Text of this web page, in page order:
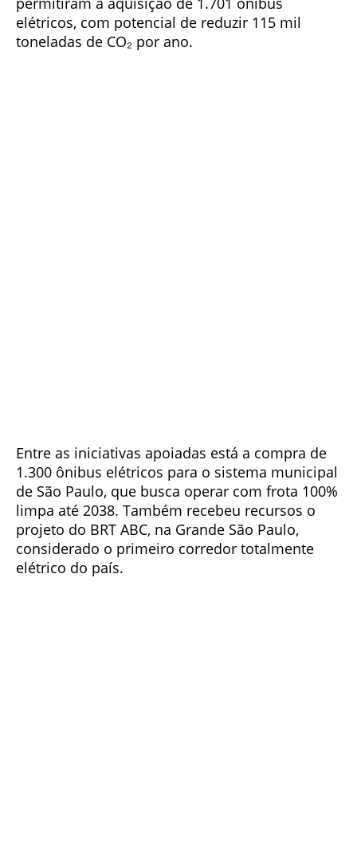
elétricos, com potencial de reduzir 115 mil
toneladas de CO₂ por ano.
Entre as iniciativas apoiadas está a compra de
1.300 ônibus elétricos para o sistema municipal
de São Paulo, que busca operar com frota 100%
limpa até 2038. Também recebeu recursos o
projeto do BRT ABC, na Grande São Paulo,
considerado o primeiro corredor totalmente
elétrico do país.